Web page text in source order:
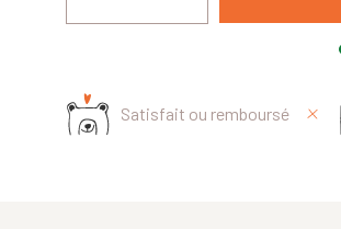
Satisfait ou remboursé